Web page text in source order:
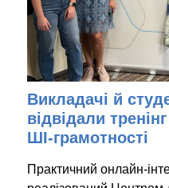
Викладачі й
відвідали
ШІ-грамотності
Практичний онлайн-